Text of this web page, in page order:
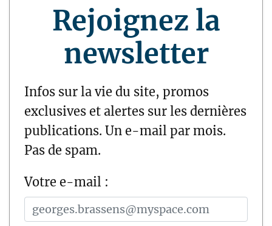
Rejoignez la
newsletter
Infos sur la vie du site, promos
exclusives et alertes sur les dernières
publications. Un e-mail par mois.
Pas de spam.
Votre e-mail :